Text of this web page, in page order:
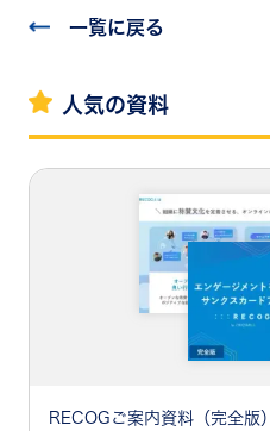
一覧に戻る
人気の資料
RECOGご案内資料（完全版）